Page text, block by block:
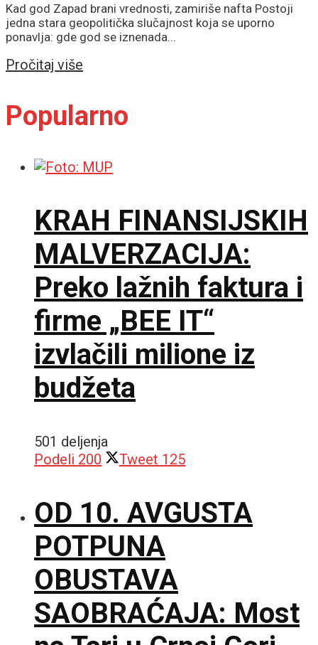
Kad god Zapad brani vrednosti, zamiriše nafta Postoji
jedna stara geopolitička slučajnost koja se uporno
ponavlja: gde god se iznenada...
Pročitaj više
Popularno
KRAH FINANSIJSKIH
MALVERZACIJA:
Preko lažnih faktura i
firme „BEE IT“
izvlačili milione iz
budžeta
501 deljenja
Podeli 200 Tweet 125
OD 10. AVGUSTA
POTPUNA
OBUSTAVA
SAOBRAĆAJA: Most